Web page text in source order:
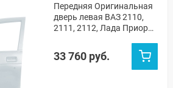
Передняя Оригинальная
дверь левая ВАЗ 2110,
2111, 2112, Лада Приора
33 760 руб.